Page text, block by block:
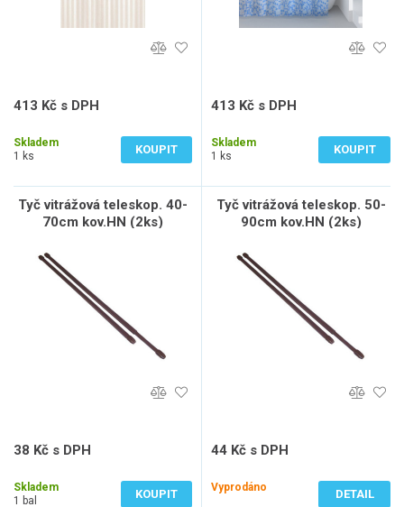
413 Kč s DPH
Skladem
1 ks
KOUPIT
413 Kč s DPH
Skladem
1 ks
KOUPIT
Tyč vitrážová teleskop. 40-
70cm kov.HN (2ks)
38 Kč s DPH
Skladem
1 bal
KOUPIT
Tyč vitrážová teleskop. 50-
90cm kov.HN (2ks)
44 Kč s DPH
Vyprodáno
DETAIL